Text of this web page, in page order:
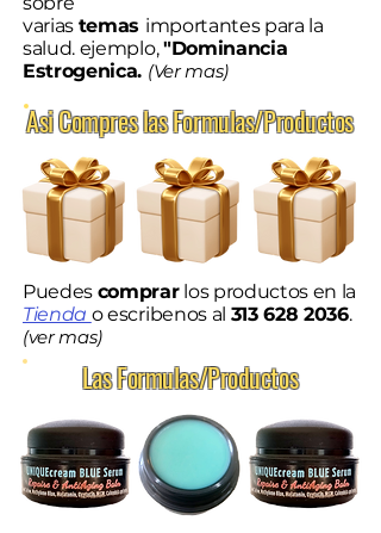
varias temas importantes para la
salud. ejemplo,"Dominancia
Estrogenica. (Ver mas)
Asi Compres las Formulas/Productos
Puedes comprarlos productos en la
Tienda o escribenos al 313 628 2036.
(ver mas)
Las Formulas/Productos